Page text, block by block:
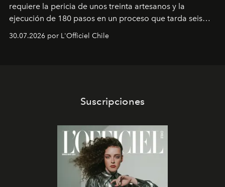
requiere la pericia de unos treinta artesanos y la
ejecución de 180 pasos en un proceso que tarda seis
semanas. Los expertos ponen en práctica una técnica
que se enseña solamente en la escuela de formación de
30.07.2026 por L'Officiel Chile
Suscripciones